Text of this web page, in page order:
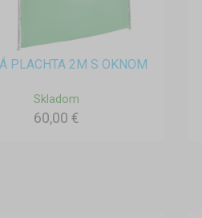
PLACHTA 2M S OKNOM
Skladom
60,00 €